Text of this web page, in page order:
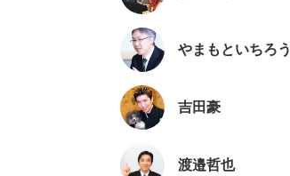
やまもといちろう
吉田豪
渡邉哲也